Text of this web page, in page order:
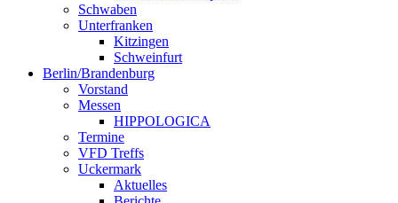
Schwaben
Unterfranken
Kitzingen
Schweinfurt
Berlin/Brandenburg
Vorstand
Messen
HIPPOLOGICA
Termine
VFD Treffs
Uckermark
Aktuelles